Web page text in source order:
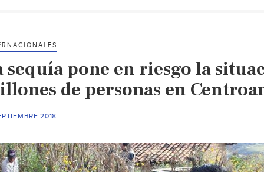
sequía pone en riesgo la
de personas en
2018